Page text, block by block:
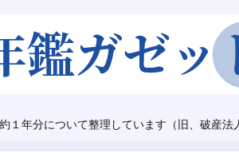
年分について整理しています（旧、破産法